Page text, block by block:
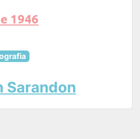
1946
Sarandon